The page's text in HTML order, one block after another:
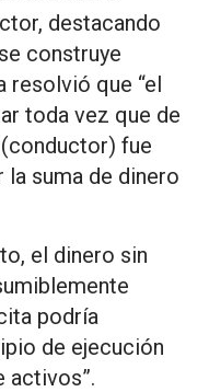
destacando
construye
resolvió que “el
toda vez que de
fue
suma de dinero
el dinero sin
podría
de ejecución
activos”.